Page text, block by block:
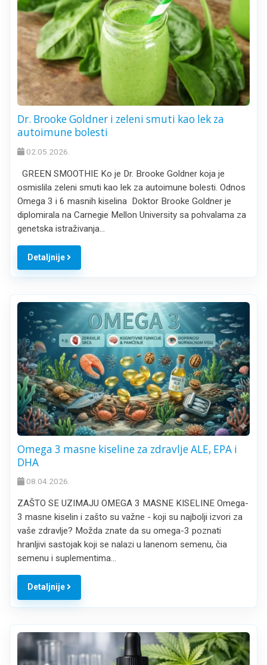
Dr. Brooke Goldner i zeleni smuti kao lek za
autoimune bolesti
02.05.2026.
GREEN SMOOTHIE Ko je Dr. Brooke Goldner koja je
osmislila zeleni smuti kao lek za autoimune bolesti. Odnos
Omega 3 i 6 masnih kiselina Doktor Brooke Goldner je
diplomirala na Carnegie Mellon University sa pohvalama za
genetska istraživanja…
Detaljnije
Omega 3 masne kiseline za zdravlje ALE, EPA i
DHA
08.04.2026.
ZAŠTO SE UZIMAJU OMEGA 3 MASNE KISELINE Omega-
3 masne kiselin i zašto su važne - koji su najbolji izvori za
vaše zdravlje? Možda znate da su omega-3 poznati
hranljivi sastojak koji se nalazi u lanenom semenu, čia
semenu i suplementima…
Detaljnije